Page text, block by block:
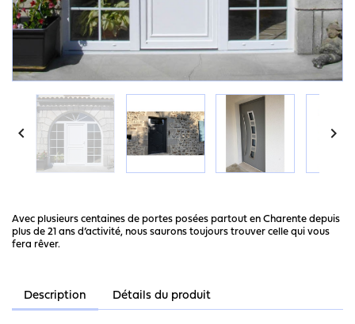
 
Avec plusieurs centaines de portes posées partout en Charente depuis
plus de 21 ans d’activité, nous saurons toujours trouver celle qui vous
fera rêver.
Description Détails du produit